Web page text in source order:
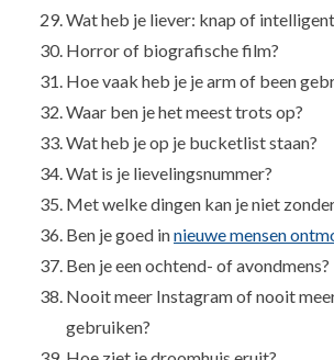
Wat heb je liever: knap of
Horror of biografische film?
Hoe vaak heb je je arm of been
Waar ben je het meest trots op?
Wat heb je op je bucketlist staan?
Wat is je lievelingsnummer?
Met welke dingen kan je niet
Ben je goed innieuwe mensen
Ben je een ochtend- of avondmens?
Nooit meer Instagram of nooit
gebruiken?